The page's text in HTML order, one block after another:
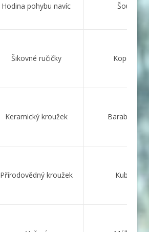
Hodina pohybu navíc Šoupal
Šikovné ručičky Kopecká
Keramický kroužek Barabášová
Přírodovědný kroužek Kubová